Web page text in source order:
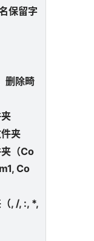
保留字
删除畸
夹
夹（Co
Co
, /, :, *,